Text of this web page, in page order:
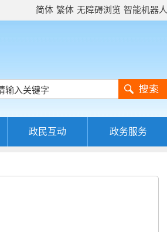
智能机器人
无障碍浏览
繁体
简体
政民互动 政务服务